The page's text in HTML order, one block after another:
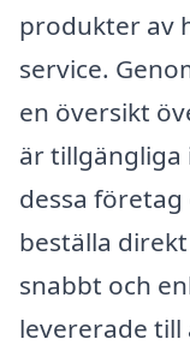
produkter av
service.
en översikt
är tillgängliga
dessa
beställa
snabbt och
levererade till